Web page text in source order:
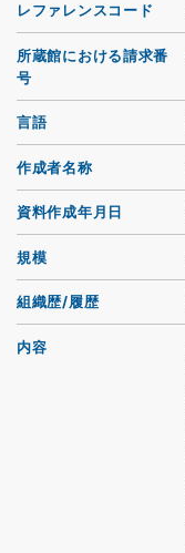
レファレンスコード
所蔵館における請求番
号
言語
作成者名称
資料作成年月日
規模
組織歴/履歴
内容